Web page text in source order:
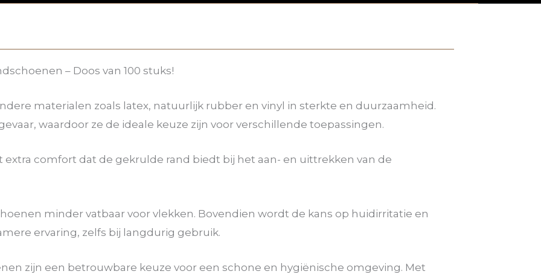
– Doos van 100 stuks!
materialen zoals latex, natuurlijk rubber en vinyl in sterkte en duurzaamheid.
waardoor ze de ideale keuze zijn voor verschillende toepassingen.
comfort dat de gekrulde rand biedt bij het aan- en uittrekken van de
minder vatbaar voor vlekken. Bovendien wordt de kans op huidirritatie en
ervaring, zelfs bij langdurig gebruik.
zijn een betrouwbare keuze voor een schone en hygiënische omgeving. Met